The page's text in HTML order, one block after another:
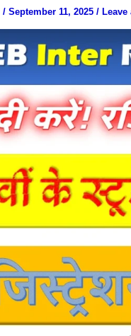
/ September 11, 2025 / Leave